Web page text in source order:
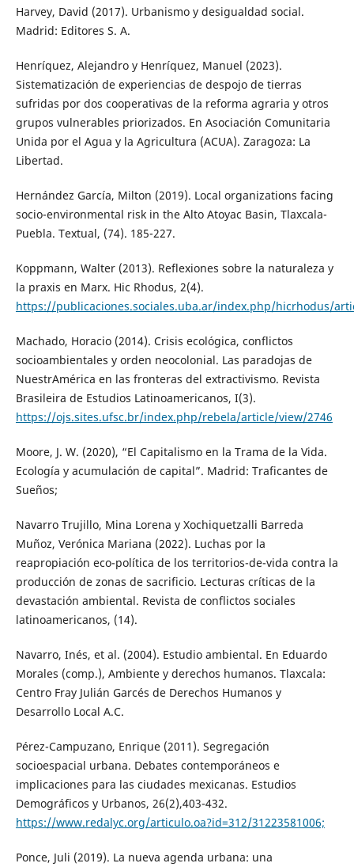
Harvey, David (2017). Urbanismo y desigualdad social.
Madrid: Editores S. A.
Henríquez, Alejandro y Henríquez, Manuel (2023).
Sistematización de experiencias de despojo de tierras
sufridas por dos cooperativas de la reforma agraria y otros
grupos vulnerables priorizados. En Asociación Comunitaria
Unida por el Agua y la Agricultura (ACUA). Zaragoza: La
Libertad.
Hernández García, Milton (2019). Local organizations facing
socio-environmental risk in the Alto Atoyac Basin, Tlaxcala-
Puebla. Textual, (74). 185-227.
Koppmann, Walter (2013). Reflexiones sobre la naturaleza y
la praxis en Marx. Hic Rhodus, 2(4).
https://publicaciones.sociales.uba.ar/index.php/hicrhodus/
Machado, Horacio (2014). Crisis ecológica, conflictos
socioambientales y orden neocolonial. Las paradojas de
NuestrAmérica en las fronteras del extractivismo. Revista
Brasileira de Estudios Latinoamericanos, I(3).
https://ojs.sites.ufsc.br/index.php/rebela/article/view/2746
Moore, J. W. (2020), “El Capitalismo en la Trama de la Vida.
Ecología y acumulación de capital”. Madrid: Traficantes de
Sueños;
Navarro Trujillo, Mina Lorena y Xochiquetzalli Barreda
Muñoz, Verónica Mariana (2022). Luchas por la
reapropiación eco-política de los territorios-de-vida contra la
producción de zonas de sacrificio. Lecturas críticas de la
devastación ambiental. Revista de conflictos sociales
latinoamericanos, (14).
Navarro, Inés, et al. (2004). Estudio ambiental. En Eduardo
Morales (comp.), Ambiente y derechos humanos. Tlaxcala:
Centro Fray Julián Garcés de Derechos Humanos y
Desarrollo Local A.C.
Pérez-Campuzano, Enrique (2011). Segregación
socioespacial urbana. Debates contemporáneos e
implicaciones para las ciudades mexicanas. Estudios
Demográficos y Urbanos, 26(2),403-432.
https://www.redalyc.org/articulo.oa?id=312/31223581006;
Ponce, Juli (2019). La nueva agenda urbana: una